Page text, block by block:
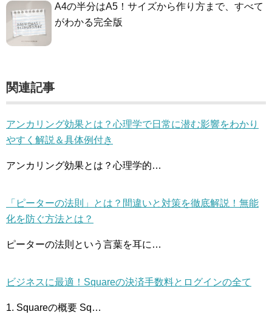
A4の半分はA5！サイズから作り方まで、すべて
がわかる完全版
関連記事
アンカリング効果とは？心理学で日常に潜む影響をわかり
やすく解説＆具体例付き
アンカリング効果とは？心理学的…
「ピーターの法則」とは？間違いと対策を徹底解説！無能
化を防ぐ方法とは？
ピーターの法則という言葉を耳に…
ビジネスに最適！Squareの決済手数料とログインの全て
1. Squareの概要 Sq…